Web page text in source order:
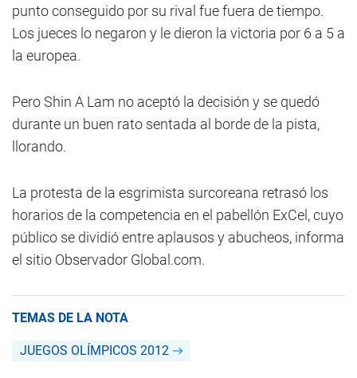
punto conseguido por su rival fue fuera de tiempo.
Los jueces lo negaron y le dieron la victoria por 6 a 5 a
la europea.
Pero Shin A Lam no aceptó la decisión y se quedó
durante un buen rato sentada al borde de la pista,
llorando.
La protesta de la esgrimista surcoreana retrasó los
horarios de la competencia en el pabellón ExCel, cuyo
público se dividió entre aplausos y abucheos, informa
el sitio Observador Global.com.
TEMAS DE LA NOTA
JUEGOS OLÍMPICOS 2012